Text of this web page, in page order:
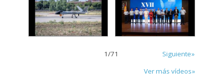
1/71
Siguiente»
Ver más vídeos»